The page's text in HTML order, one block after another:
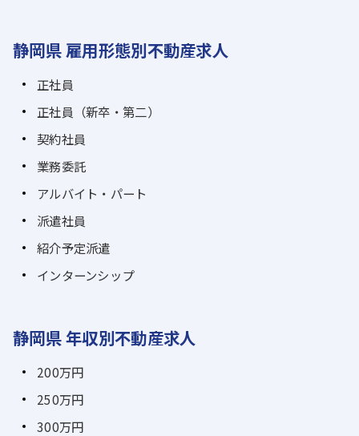
静岡県 雇用形態別不動産求人
正社員
正社員（新卒・第二）
契約社員
業務委託
アルバイト・パート
派遣社員
紹介予定派遣
インターンシップ
静岡県 年収別不動産求人
200万円
250万円
300万円